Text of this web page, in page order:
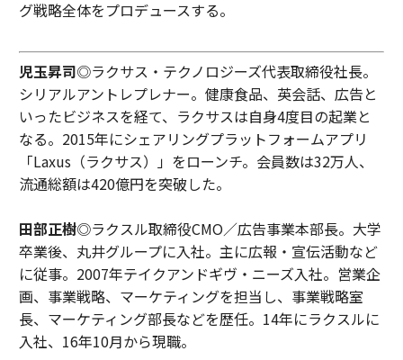
グ戦略全体をプロデュースする。
児玉昇司◎ラクサス・テクノロジーズ代表取締役社長。
シリアルアントレプレナー。健康食品、英会話、広告と
いったビジネスを経て、ラクサスは自身4度目の起業と
なる。2015年にシェアリングプラットフォームアプリ
「Laxus（ラクサス）」をローンチ。会員数は32万人、
流通総額は420億円を突破した。
田部正樹◎ラクスル取締役CMO／広告事業本部長。大学
卒業後、丸井グループに入社。主に広報・宣伝活動など
に従事。2007年テイクアンドギヴ・ニーズ入社。営業企
画、事業戦略、マーケティングを担当し、事業戦略室
長、マーケティング部長などを歴任。14年にラクスルに
入社、16年10月から現職。